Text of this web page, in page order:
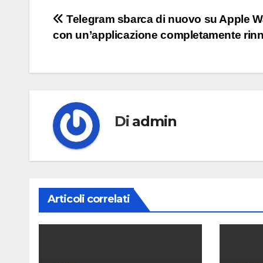
Navigazione
articoli
Telegram sbarca di nuovo su Apple
con un’applicazione completamente
Di admin
Articoli correlati